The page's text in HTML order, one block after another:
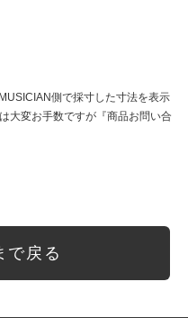
側で採寸した寸法を表示
大変お手数ですが『商品お問い合
で戻る